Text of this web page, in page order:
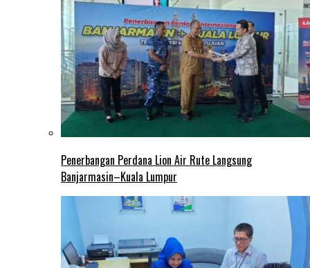
Penerbangan Perdana Lion Air Rute Langsung
Banjarmasin–Kuala Lumpur